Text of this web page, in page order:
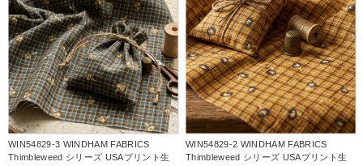
WIN54829-3 WINDHAM FABRICS
Thimbleweed シリーズ USAプリント生
WIN54829-2 WINDHAM FABRICS
Thimbleweed シリーズ USAプリント生